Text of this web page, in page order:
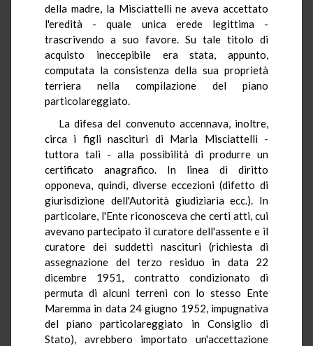
della madre, la Misciattelli ne aveva accettato
l'eredità - quale unica erede legittima -
trascrivendo a suo favore. Su tale titolo di
acquisto ineccepibile era stata, appunto,
computata la consistenza della sua proprietà
terriera nella compilazione del piano
particolareggiato.
La difesa del convenuto accennava, inoltre,
circa i figli nascituri di Maria Misciattelli -
tuttora tali - alla possibilità di produrre un
certificato anagrafico. In linea di diritto
opponeva, quindi, diverse eccezioni (difetto di
giurisdizione dell'Autorità giudiziaria ecc.). In
particolare, l'Ente riconosceva che certi atti, cui
avevano partecipato il curatore dell'assente e il
curatore dei suddetti nascituri (richiesta di
assegnazione del terzo residuo in data 22
dicembre 1951, contratto condizionato di
permuta di alcuni terreni con lo stesso Ente
Maremma in data 24 giugno 1952, impugnativa
del piano particolareggiato in Consiglio di
Stato), avrebbero importato un'accettazione